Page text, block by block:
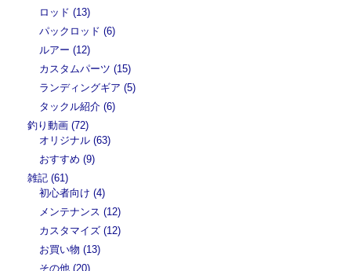
ロッド (13)
パックロッド (6)
ルアー (12)
カスタムパーツ (15)
ランディングギア (5)
タックル紹介 (6)
釣り動画 (72)
オリジナル (63)
おすすめ (9)
雑記 (61)
初心者向け (4)
メンテナンス (12)
カスタマイズ (12)
お買い物 (13)
その他 (20)